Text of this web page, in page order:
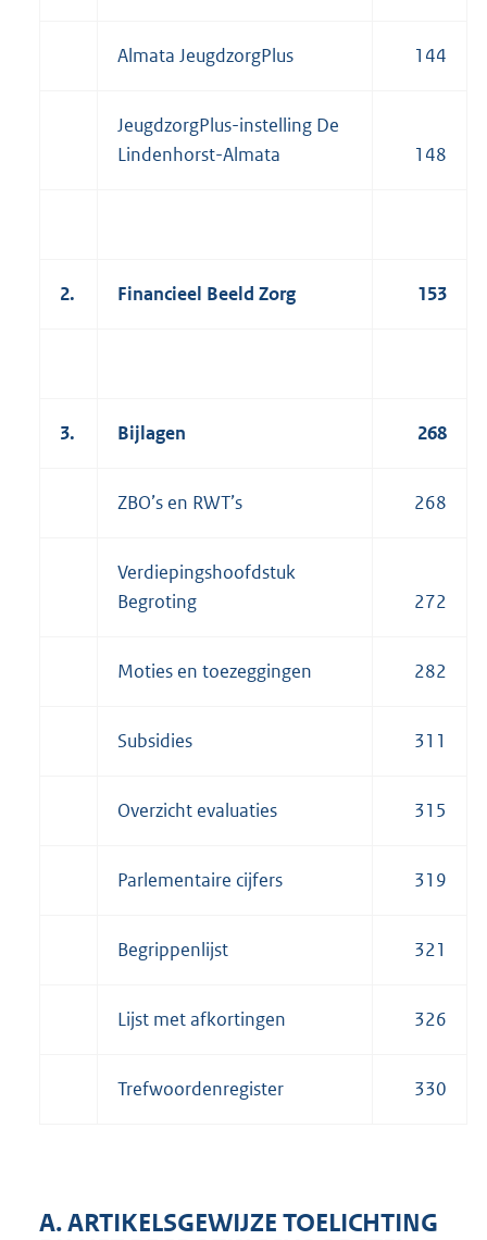
Almata JeugdzorgPlus 144
JeugdzorgPlus-instelling De
Lindenhorst-Almata
148
2. Financieel Beeld Zorg 153
3. Bijlagen 268
ZBO’s en RWT’s 268
Verdiepingshoofdstuk
Begroting
272
Moties en toezeggingen 282
Subsidies 311
Overzicht evaluaties 315
Parlementaire cijfers 319
Begrippenlijst 321
Lijst met afkortingen 326
Trefwoordenregister 330
A. ARTIKELSGEWIJZE TOELICHTING